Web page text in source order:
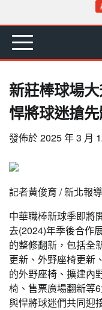
content
首 要 娛
新莊棒球場
悍將球迷搶
發佈於2025 年 3 月
記者黃俊育 / 新北報導
中華職棒新球季即將
去(2024)年季後合作
的整修翻新，包括全
更新、外野座椅更新
的外野座椅、擴建內
椅、售票廣場翻新等
與悍將球迷們共同迎